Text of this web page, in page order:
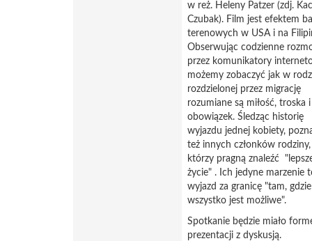
w reż. Heleny Patzer (zdj.
Czubak). Film jest efektem
terenowych w USA i na
Obserwując codzienne
przez komunikatory
możemy zobaczyć jak w
rozdzielonej przez migrację
rozumiane są miłość, troska i
obowiązek. Śledząc historię
wyjazdu jednej kobiety,
też innych członków rodziny,
którzy pragną znaleźć
życie" . Ich jedyne marzenie
wyjazd za granicę "tam, gdzie
wszystko jest możliwe".
Spotkanie będzie miało
prezentacji z dyskusją.